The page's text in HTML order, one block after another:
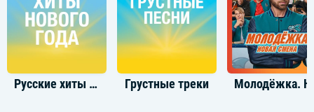
Русские хиты 2023 Грустные треки